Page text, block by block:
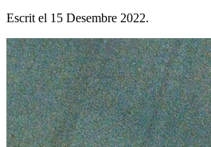
Escrit el 15 Desembre 2022.